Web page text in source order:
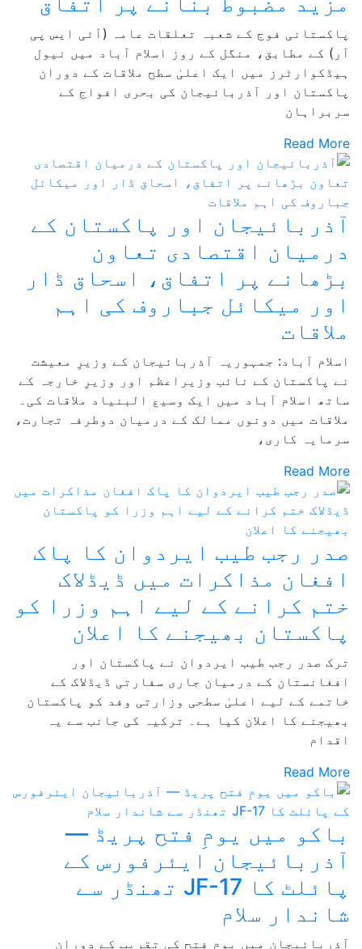
پاکستانی فوج کے شعبہ تعلقات عامہ (آئی ایس پی
آر) کے مطابق، منگل کے روز اسلام آباد میں نیول
ہیڈکوارٹرز میں ایک اعلیٰ سطح ملاقات کے دوران
پاکستان اور آذربائیجان کی بحری افواج کے
سربراہان
Read More
آذربائیجان اور پاکستان کے
درمیان اقتصادی تعاون
بڑھانے پر اتفاق، اسحاق ڈار
اور میکائل جباروف کی اہم
ملاقات
اسلام آباد: جمہوریہ آذربائیجان کے وزیرِ معیشت
نے پاکستان کے نائب وزیراعظم اور وزیرِ خارجہ کے
ساتھ اسلام آباد میں ایک وسیع البنیاد ملاقات کی۔
ملاقات میں دونوں ممالک کے درمیان دوطرفہ تجارت،
سرمایہ کاری،
Read More
صدر رجب طیب ایردوان کا پاک
افغان مذاکرات میں ڈیڈلاک
ختم کرانے کے لیے اہم وزرا کو
پاکستان بھیجنے کا اعلان
ترک صدر رجب طیب ایردوان نے پاکستان اور
افغانستان کے درمیان جاری سفارتی ڈیڈلاک کے
خاتمے کے لیے اعلیٰ سطحی وزارتی وفد کو پاکستان
بھیجنے کا اعلان کیا ہے۔ ترکیہ کی جانب سے یہ
اقدام
Read More
باکو میں یومِ فتح پریڈ —
آذربائیجان ایئرفورس کے
پائلٹ کا JF-17 تھنڈر سے
شاندار سلام
آذربائیجان میں یومِ فتح کی تقریب کے دوران